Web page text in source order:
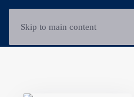
Skip to main content